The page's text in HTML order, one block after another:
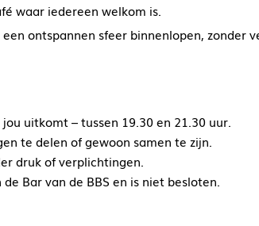
waar iedereen welkom is.
ontspannen sfeer binnenlopen, zonder
uitkomt – tussen 19.30 en 21.30 uur.
te delen of gewoon samen te zijn.
druk of verplichtingen.
Bar van de BBS en is niet besloten.